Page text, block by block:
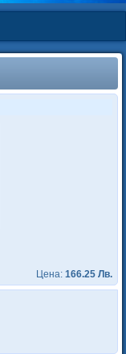
Цена: 166.25 Лв.